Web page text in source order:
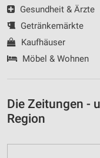
Gesundheit & Ärzte
Getränkemärkte
Kaufhäuser
Möbel & Wohnen
Die Zeitungen -
Region